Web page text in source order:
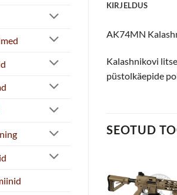
KIRJELDUS
AK74MN
Kalashnikovi
püstolkäepide
SEOTUD